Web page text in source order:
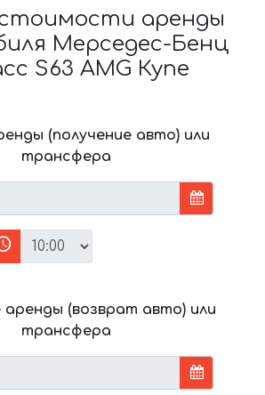
аренды
Мерседес-Бенц
S63 AMG Купе
(получение авто) или
трансфера
аренды (возврат авто) или
трансфера